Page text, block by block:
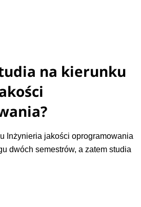
na kierunku
Inżynieria jakości oprogramowania
dwóch semestrów, a zatem studia